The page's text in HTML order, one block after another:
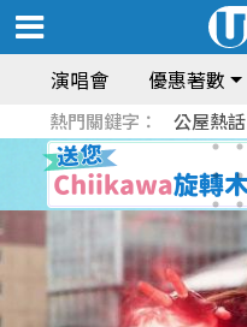
演唱會 優惠著數
熱門關鍵字： 公屋熱話